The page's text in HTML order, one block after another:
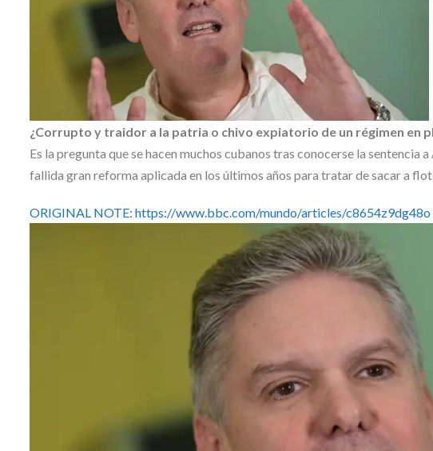
¿Corrupto y traidor a la patria o chivo expiatorio de un régimen en
Es la pregunta que se hacen muchos cubanos tras conocerse la
fallida gran reforma aplicada en los últimos años para tratar de sacar a
ORIGINAL NOTE: https://www.bbc.com/mundo/articles/c8654z9dg48o